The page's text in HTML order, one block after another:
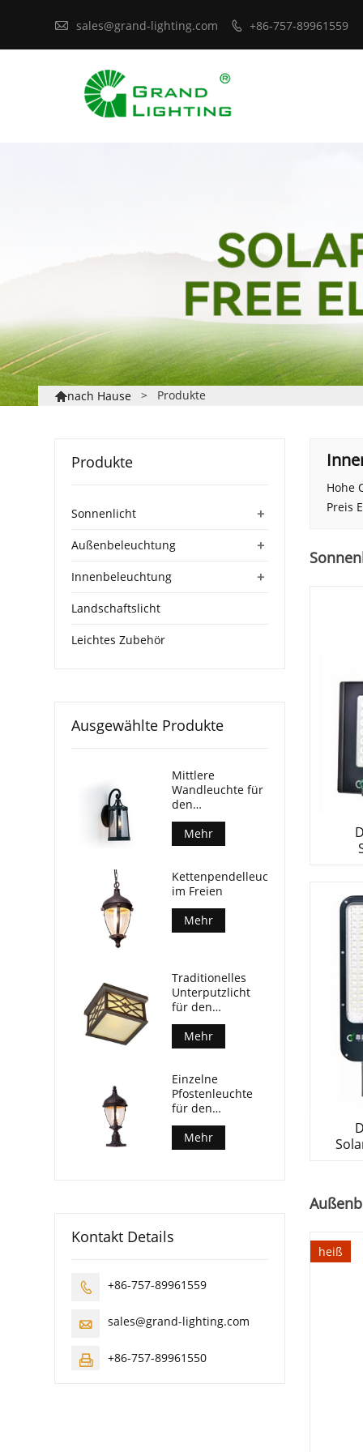
 sales@grand-lighting.com  +86-757-89961559
nach Hause > Produkte
Hohe
Preis
heiß
Produkte
+
Sonnenlicht
+
Außenbeleuchtung
+
Innenbeleuchtung
Landschaftslicht
Leichtes Zubehör
Ausgewählte Produkte
Mittlere
Wandleuchte für
den
Außenbereich
Mehr
Kettenpendelleuchte
im Freien
Mehr
Traditionelles
Unterputzlicht
für den
Außenbereich
Mehr
Einzelne
Pfostenleuchte
für den
Außenbereich
Mehr
Kontakt Details
 +86-757-89961559
 sales@grand-lighting.com
 +86-757-89961550